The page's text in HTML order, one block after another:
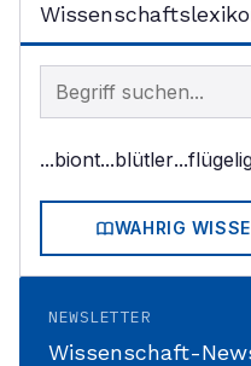
Begriff im Lexikon
...biont...blütler
WAHRIG
NEWSLETTER
Wissenschaft-